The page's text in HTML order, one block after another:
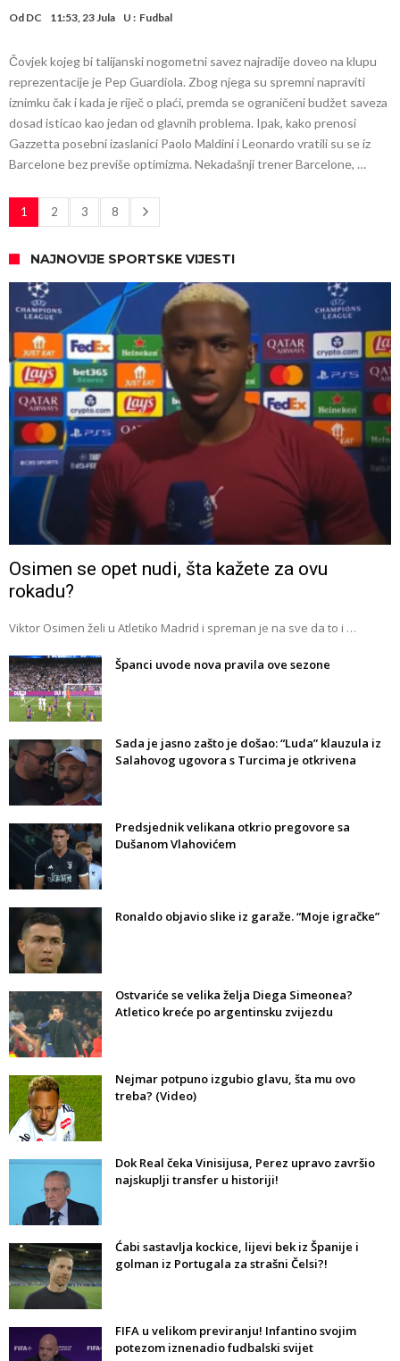
Od DC 11:53, 23 Jula U : Fudbal
Čovjek kojeg bi talijanski nogometni savez najradije doveo na klupu
reprezentacije je Pep Guardiola. Zbog njega su spremni napraviti
iznimku čak i kada je riječ o plaći, premda se ograničeni budžet saveza
dosad isticao kao jedan od glavnih problema. Ipak, kako prenosi
Gazzetta posebni izaslanici Paolo Maldini i Leonardo vratili su se iz
Barcelone bez previše optimizma. Nekadašnji trener Barcelone, …
1 2 3 8
NAJNOVIJE SPORTSKE VIJESTI
Osimen se opet nudi, šta kažete za ovu
rokadu?
Viktor Osimen želi u Atletiko Madrid i spreman je na sve da to i …
Španci uvode nova pravila ove sezone
Sada je jasno zašto je došao: “Luda” klauzula iz
Salahovog ugovora s Turcima je otkrivena
Predsjednik velikana otkrio pregovore sa
Dušanom Vlahovićem
Ronaldo objavio slike iz garaže. “Moje igračke”
Ostvariće se velika želja Diega Simeonea?
Atletico kreće po argentinsku zvijezdu
Nejmar potpuno izgubio glavu, šta mu ovo
treba? (Video)
Dok Real čeka Vinisijusa, Perez upravo završio
najskuplji transfer u historiji!
Ćabi sastavlja kockice, lijevi bek iz Španije i
golman iz Portugala za strašni Čelsi?!
FIFA u velikom previranju! Infantino svojim
potezom iznenadio fudbalski svijet